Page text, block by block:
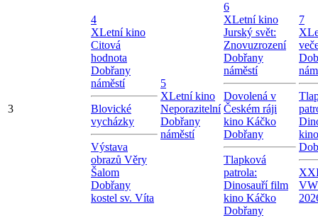
3
4
XLetní kino
Citová
hodnota
Dobřany
náměstí
Blovické
vycházky
Výstava
obrazů Věry
Šalom
Dobřany
kostel sv. Víta
5
XLetní kino
Neporazitelní
Dobřany
náměstí
6
XLetní kino
Jurský svět:
Znovuzrození
Dobřany
náměstí
Dovolená v
Českém ráji
kino Káčko
Dobřany
Tlapková
patrola:
Dinosauří film
kino Káčko
Dobřany
7
X